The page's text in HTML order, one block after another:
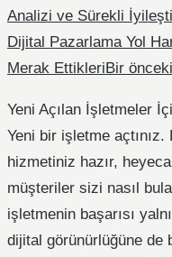
Analizi ve Sürekli
Dijital Pazarlama Yol
Merak Ettikleri Bir
Yeni Açılan İşletmeler
Yeni bir işletme açtınız.
hizmetiniz hazır,
müşteriler sizi nasıl
işletmenin başarısı
dijital görünürlüğüne de